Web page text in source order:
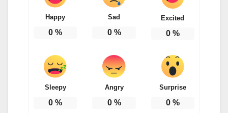
Happy
0 %
Sad
0%
Excited
0%
Sleepy
0 %
Angry
0%
Surprise
0%